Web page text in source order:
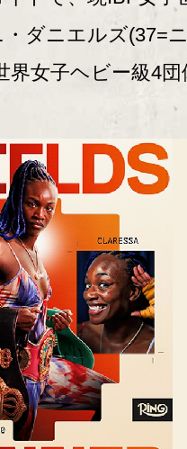
ダニエルズ(37=
界女子ヘビー級4団